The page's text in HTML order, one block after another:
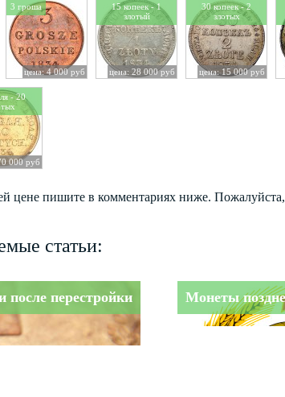
3 гроша
цена: 4 000 руб
15 копеек - 1
злотый
цена: 28 000 руб
30 копеек - 2
злотых
цена: 15 000 руб
- 20
000 руб
цене пишите в комментариях ниже.
статьи:
перестройки Монеты